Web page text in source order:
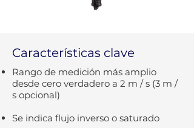
Características clave
Rango de medición más amplio
desde cero verdadero a 2 m / s (3 m /
s opcional)
Se indica flujo inverso o saturado